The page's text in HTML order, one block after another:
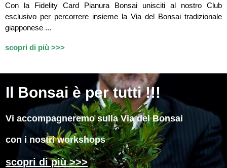
Con la Fidelity Card Pianura Bonsai unisciti al nostro Club
esclusivo per percorrere insieme la Via del Bonsai tradizionale
giapponese ...
scopri di più >>>
Il Bonsai è per tutti !!!
Vi accompagneremo sulla Via del Bonsai
con i nostri workshops
scopri di più >>>